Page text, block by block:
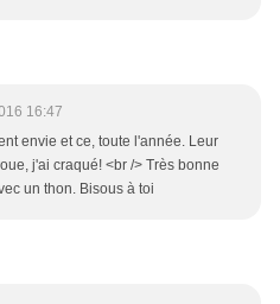
16:47
envie et ce, toute l'année. Leur
j'ai craqué! <br /> Très bonne
un thon. Bisous à toi